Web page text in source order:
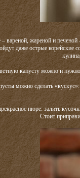
– вареной, жареной и
даже острые корейские
капусту можно и
можно сделать
пюре: залить
Стоит